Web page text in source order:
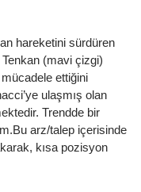
hareketini sürdüren
Tenkan (mavi çizgi)
mücadele ettiğini
ulaşmış olan
Trendde bir
arz/talep içerisinde
kısa pozisyon